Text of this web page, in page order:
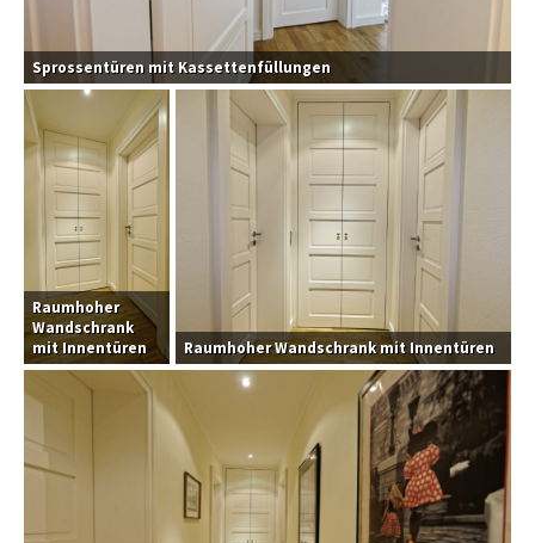
Sprossentüren mit Kassettenfüllungen
Raumhoher
Wandschrank
mit Innentüren
Raumhoher Wandschrank mit Innentüren